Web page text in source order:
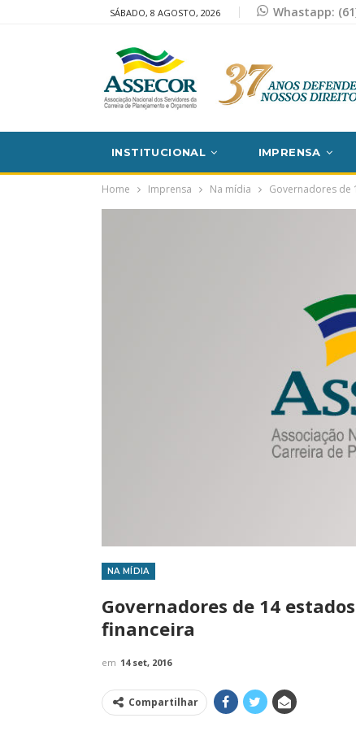
SÁBADO, 8 AGOSTO, 2026 Whastapp:
INSTITUCIONAL IMPRENSA
Home Imprensa Na mídia Governadores de
NA MÍDIA
Governadores de 14
financeira
em 14 set, 2016
Compartilhar